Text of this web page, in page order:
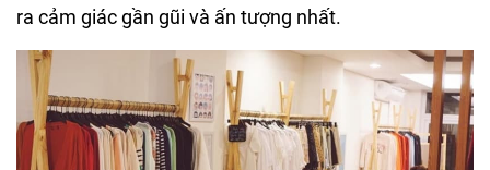
ra cảm giác gần gũi và ấn tượng nhất.